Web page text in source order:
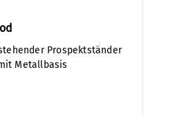
Prospektständer
Metallbasis